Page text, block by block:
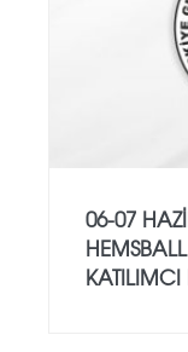
06-07
KATILIMCI